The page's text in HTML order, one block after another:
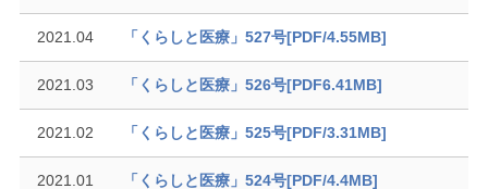
2021.04 「くらしと医療」527号[PDF/4.55MB]
2021.03 「くらしと医療」526号[PDF6.41MB]
2021.02 「くらしと医療」525号[PDF/3.31MB]
2021.01 「くらしと医療」524号[PDF/4.4MB]